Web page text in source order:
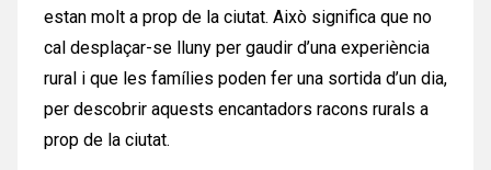
estan molt a prop de la ciutat. Això significa que no
cal desplaçar-se lluny per gaudir d’una experiència
rural i que les famílies poden fer una sortida d’un dia,
per descobrir aquests encantadors racons rurals a
prop de la ciutat.